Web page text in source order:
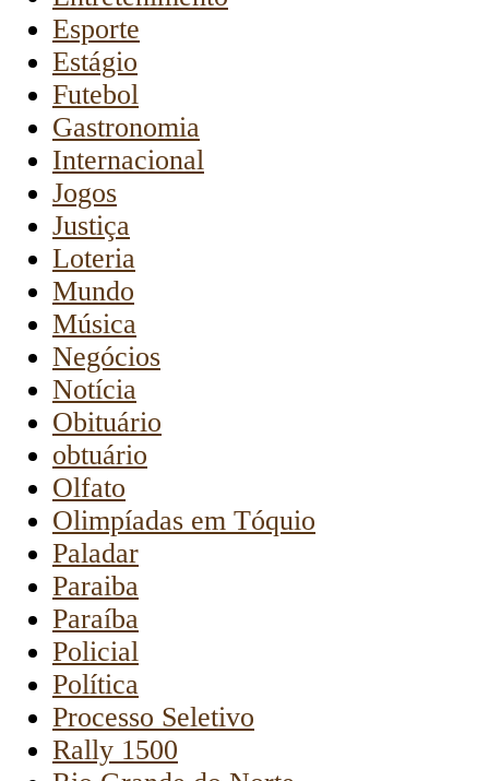
Esporte
Estágio
Futebol
Gastronomia
Internacional
Jogos
Justiça
Loteria
Mundo
Música
Negócios
Notícia
Obituário
obtuário
Olfato
Olimpíadas em Tóquio
Paladar
Paraiba
Paraíba
Policial
Política
Processo Seletivo
Rally 1500